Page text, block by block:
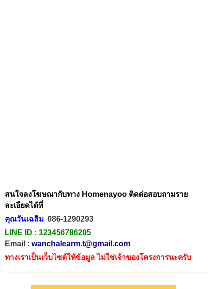
สนใจลงโฆษณากับทาง Homenayoo ติดต่อสอบถามราย
ละเอียดได้ที่
คุณวันเฉลิม 086-1290293
LINE ID : 123456786205
Email : wanchalearm.t@gmail.com
ทางเราเป็นเว็บไซต์ให้ข้อมูล ไม่ใช่เจ้าของโครงการนะครับ